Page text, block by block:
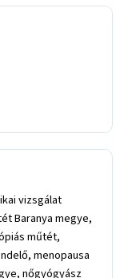
Barcs, szülész orvos Barcs, nőgyógyászati rákszűrés Barcs, nőgyógyászati szűrés Barcs, terhesgondozás Barcs, nőgyógyászati ultrahang Barcs, nőgyógyászati rendelés Barcs, nőgyógyászati magánrendelés Barcs, nőgyógyászati vizsgálat Barcs, 4D ultrahang Barcs, várandós gondozás Barcs, várandós tanácsadás Barcs, nőgyógyászati vizsgálat Barcs, szülész Barcs, nőgyógyász Barcs, laparoszkópia Szigetvár, laparoszkópiás műtét Szigetvár, nőgyógyászati magánrendelés Szigetvár, nőgyógyászati magánrendelő Szigetvár, szülész magánorvos Szigetvár, szülész nőgyógyász Szigetvár, szülészet-nőgyógyászat Szigetvár, szülészorvos Szigetvár, nőgyógyászati rákszűrés Szigetvár, nőgyógyászati szűrés Szigetvár, terhesgondozás Szigetvár, nőgyógyászati ultrahang Szigetvár, nőgyógyászati rendelés Szigetvár, nőgyógyászati magánrendelés Szigetvár, nőgyógyászati vizsgálat Szigetvár, 4D ultrahang Szigetvár, várandós gondozás Szigetvár, várandós tanácsadás Szigetvár, nőgyógyászati vizsgálat Szigetvár, nőgyógyászat Szentlőrinc, diagnosztikai vizsgálat Szentlőrinc, egynapos sebészeti műtét Szentlőrinc, laparoszkópia Szentlőrinc, laparoszkópiás műtét, magánrendelés Szentlőrinc, magánrendelő, menopauza kezelése Szentlőrinc, nőgyógyász Szentlőrinc, nőgyógyász magánorvos Szentlőrinc, nőgyógyászati ellátás Szentlőrinc, nőgyógyászati gyulladás kezelése, nőgyógyászati kezelés, nőgyógyászati magánrendelés, nőgyógyászati magánrendelő Szentlőrinc, nőgyógyászati panasz kezelés Szentlőrinc, nőgyógyászati rákszűrés Szentlőrinc, nőgyógyászati rendelés Szentlőrinc, nőgyógyászati rendszer Szentlőrinc, nőgyógyászati szűrés Szentlőrinc, nőgyógyászati vizsgálat Szentlőrinc, rákszűrés Szentlőrinc, szülész Szentlőrinc, szülész magánorvos Szentlőrinc, szülész, nőgyógyász Szentlőrinc, szülészet Szentlőrinc, szülészeti ellátás Szentlőrinc, szülészeti kezelés Szentlőrinc, szülészeti rendelés Szentlőrinc, szülészeti ultrahang Szentlőrinc, szülészorvos Szentlőrinc, terhesgondozás Szentlőrinc, ultrahang Szentlőrinc, nőgyógyászati szűrés Szentlőrinc, nőgyógyászati vizsgálat Szentlőrinc, szülészeti ellátás Szentlőrinc, laparoszkópia Szentlőrinc, laparoszkópiás műtét Szentlőrinc, nőgyógyászati magánrendelés Szentlőrinc, nőgyógyászati magánrendelő Szentlőrinc, szülész magánorvos Szentlőrinc, szülész nőgyógyás